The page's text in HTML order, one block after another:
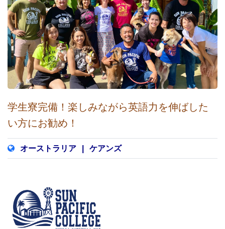
学生寮完備！楽しみながら英語力を伸ばした
い方にお勧め！
オーストラリア ケアンズ